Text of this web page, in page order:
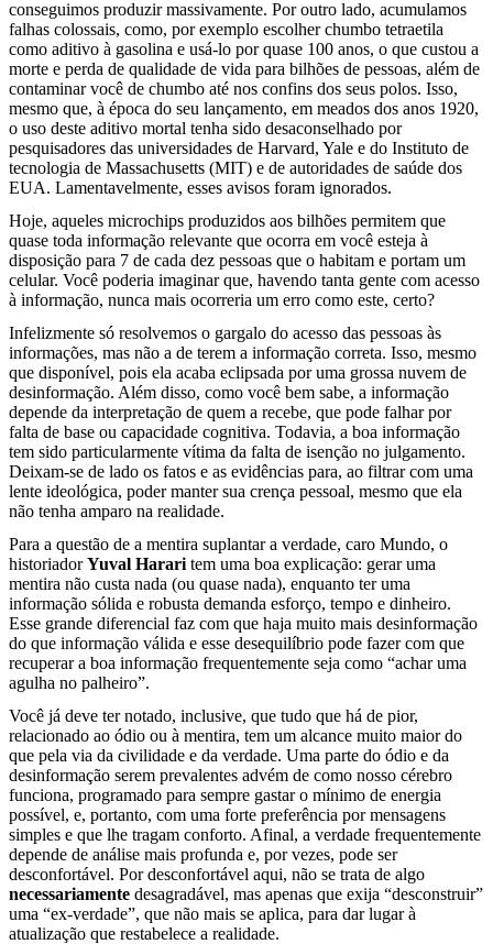
conseguimos produzir massivamente. Por outro lado, acumulamos
falhas colossais, como, por exemplo escolher chumbo tetraetila
como aditivo à gasolina e usá-lo por quase 100 anos, o que custou a
morte e perda de qualidade de vida para bilhões de pessoas, além de
contaminar você de chumbo até nos confins dos seus polos. Isso,
mesmo que, à época do seu lançamento, em meados dos anos 1920,
o uso deste aditivo mortal tenha sido desaconselhado por
pesquisadores das universidades de Harvard, Yale e do Instituto de
tecnologia de Massachusetts (MIT) e de autoridades de saúde dos
EUA. Lamentavelmente, esses avisos foram ignorados.
Hoje, aqueles microchips produzidos aos bilhões permitem que
quase toda informação relevante que ocorra em você esteja à
disposição para 7 de cada dez pessoas que o habitam e portam um
celular. Você poderia imaginar que, havendo tanta gente com acesso
à informação, nunca mais ocorreria um erro como este, certo?
Infelizmente só resolvemos o gargalo do acesso das pessoas às
informações, mas não a de terem a informação correta. Isso, mesmo
que disponível, pois ela acaba eclipsada por uma grossa nuvem de
desinformação. Além disso, como você bem sabe, a informação
depende da interpretação de quem a recebe, que pode falhar por
falta de base ou capacidade cognitiva. Todavia, a boa informação
tem sido particularmente vítima da falta de isenção no julgamento.
Deixam-se de lado os fatos e as evidências para, ao filtrar com uma
lente ideológica, poder manter sua crença pessoal, mesmo que ela
não tenha amparo na realidade.
Para a questão de a mentira suplantar a verdade, caro Mundo, o
historiadorYuval Harari tem uma boa explicação: gerar uma
mentira não custa nada (ou quase nada), enquanto ter uma
informação sólida e robusta demanda esforço, tempo e dinheiro.
Esse grande diferencial faz com que haja muito mais desinformação
do que informação válida e esse desequilíbrio pode fazer com que
recuperar a boa informação frequentemente seja como “achar uma
agulha no palheiro”.
Você já deve ter notado, inclusive, que tudo que há de pior,
relacionado ao ódio ou à mentira, tem um alcance muito maior do
que pela via da civilidade e da verdade. Uma parte do ódio e da
desinformação serem prevalentes advém de como nosso cérebro
funciona, programado para sempre gastar o mínimo de energia
possível, e, portanto, com uma forte preferência por mensagens
simples e que lhe tragam conforto. Afinal, a verdade frequentemente
depende de análise mais profunda e, por vezes, pode ser
desconfortável. Por desconfortável aqui, não se trata de algo
necessariamente desagradável, mas apenas que exija “desconstruir”
uma “ex-verdade”, que não mais se aplica, para dar lugar à
atualização que restabelece a realidade.